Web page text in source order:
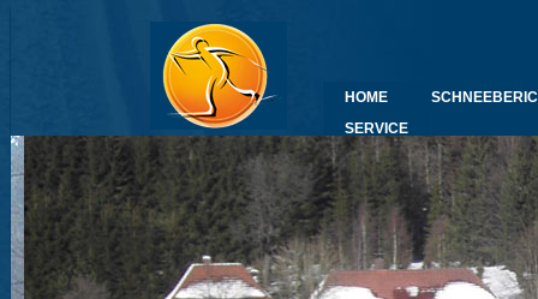
HOME
SERVICE